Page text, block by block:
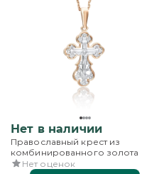
Нет в наличии
Православный крест из
комбинированного золота
Нет оценок